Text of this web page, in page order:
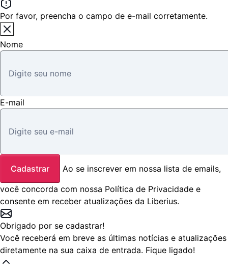
Por favor, preencha o campo de e-mail corretamente.
Nome
E-mail
Cadastrar
Ao se inscrever em nossa lista de emails,
você concorda com nossa Política de Privacidade e
consente em receber atualizações da Liberius.
Obrigado por se cadastrar!
Você receberá em breve as últimas notícias e atualizações
diretamente na sua caixa de entrada. Fique ligado!